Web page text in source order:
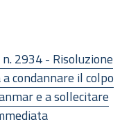
2934 - Risoluzione
condannare il colpo
e a sollecitare